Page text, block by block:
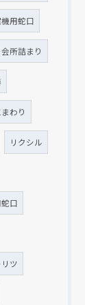
用蛇口
会所詰まり
わり
リクシル
口
ツ